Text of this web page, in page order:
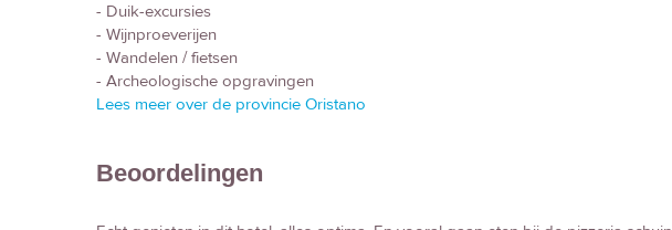
- Duik-excursies
- Wijnproeverijen
- Wandelen / fietsen
- Archeologische opgravingen
Lees meer over de provincie Oristano
Beoordelingen